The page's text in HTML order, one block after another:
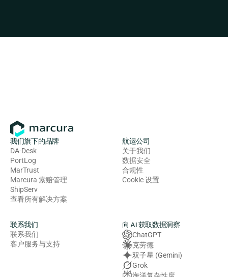
我们旗下的品牌
DA-Desk
PortLog
MarTrust
Marcura 索赔管理
ShipServ
查看所有解决方案
航运公司
关于我们
数据安全
合规性
Cookie 设置
联系我们
联系我们
客户服务与支持
向 AI 获取数据洞察
ChatGPT
克劳德
双子星 (Gemini)
Grok
海洋复杂性度